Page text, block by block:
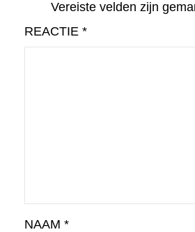
Vereiste velden zijn
REACTIE *
NAAM *